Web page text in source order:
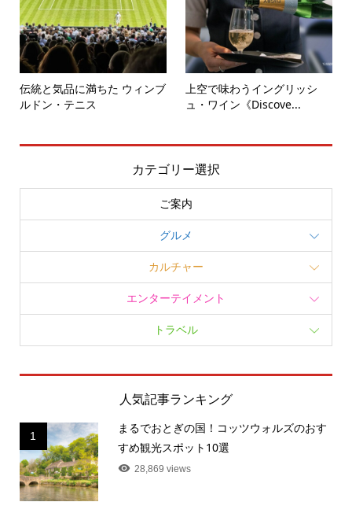
伝統と気品に満ちた ウィンブ
ルドン・テニス
上空で味わうイングリッシ
ュ・ワイン《Discove...
カテゴリー選択
ご案内
グルメ
カルチャー
エンターテイメント
トラベル
人気記事ランキング
1
まるでおとぎの国！コッツウォルズのおす
すめ観光スポット10選
28,869 views